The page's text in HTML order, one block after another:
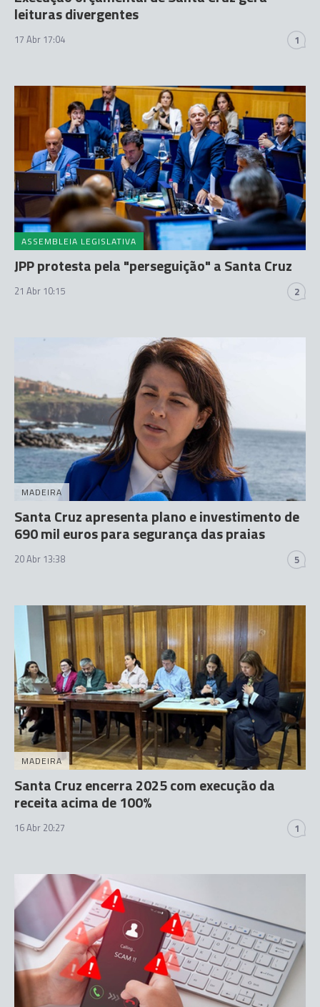
leituras divergentes
17 Abr 17:04 1
ASSEMBLEIA LEGISLATIVA
JPP protesta pela "perseguição" a Santa Cruz
21 Abr 10:15 2
MADEIRA
Santa Cruz apresenta plano e investimento de
690 mil euros para segurança das praias
20 Abr 13:38 5
MADEIRA
Santa Cruz encerra 2025 com execução da
receita acima de 100%
16 Abr 20:27 1